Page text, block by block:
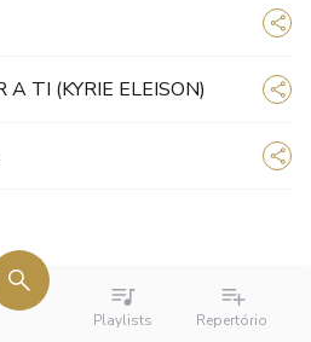
Playlists Repertório
A TI (KYRIE ELEISON)